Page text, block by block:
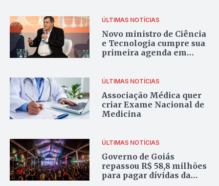
ÚLTIMAS NOTÍCIAS
Novo ministro de Ciência
e Tecnologia cumpre sua
primeira agenda em
ÚLTIMAS NOTÍCIAS
Associação Médica quer
criar Exame Nacional de
Medicina
ÚLTIMAS NOTÍCIAS
Governo de Goiás
repassou R$ 58,8 milhões
para pagar dívidas da